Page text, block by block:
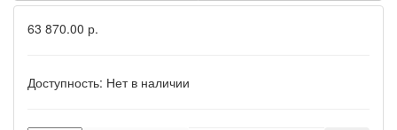
63 870.00 р.
Доступность: Нет в наличии